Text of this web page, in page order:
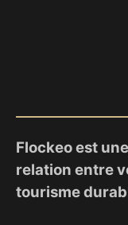
Flockeo est
relation entre
tourisme